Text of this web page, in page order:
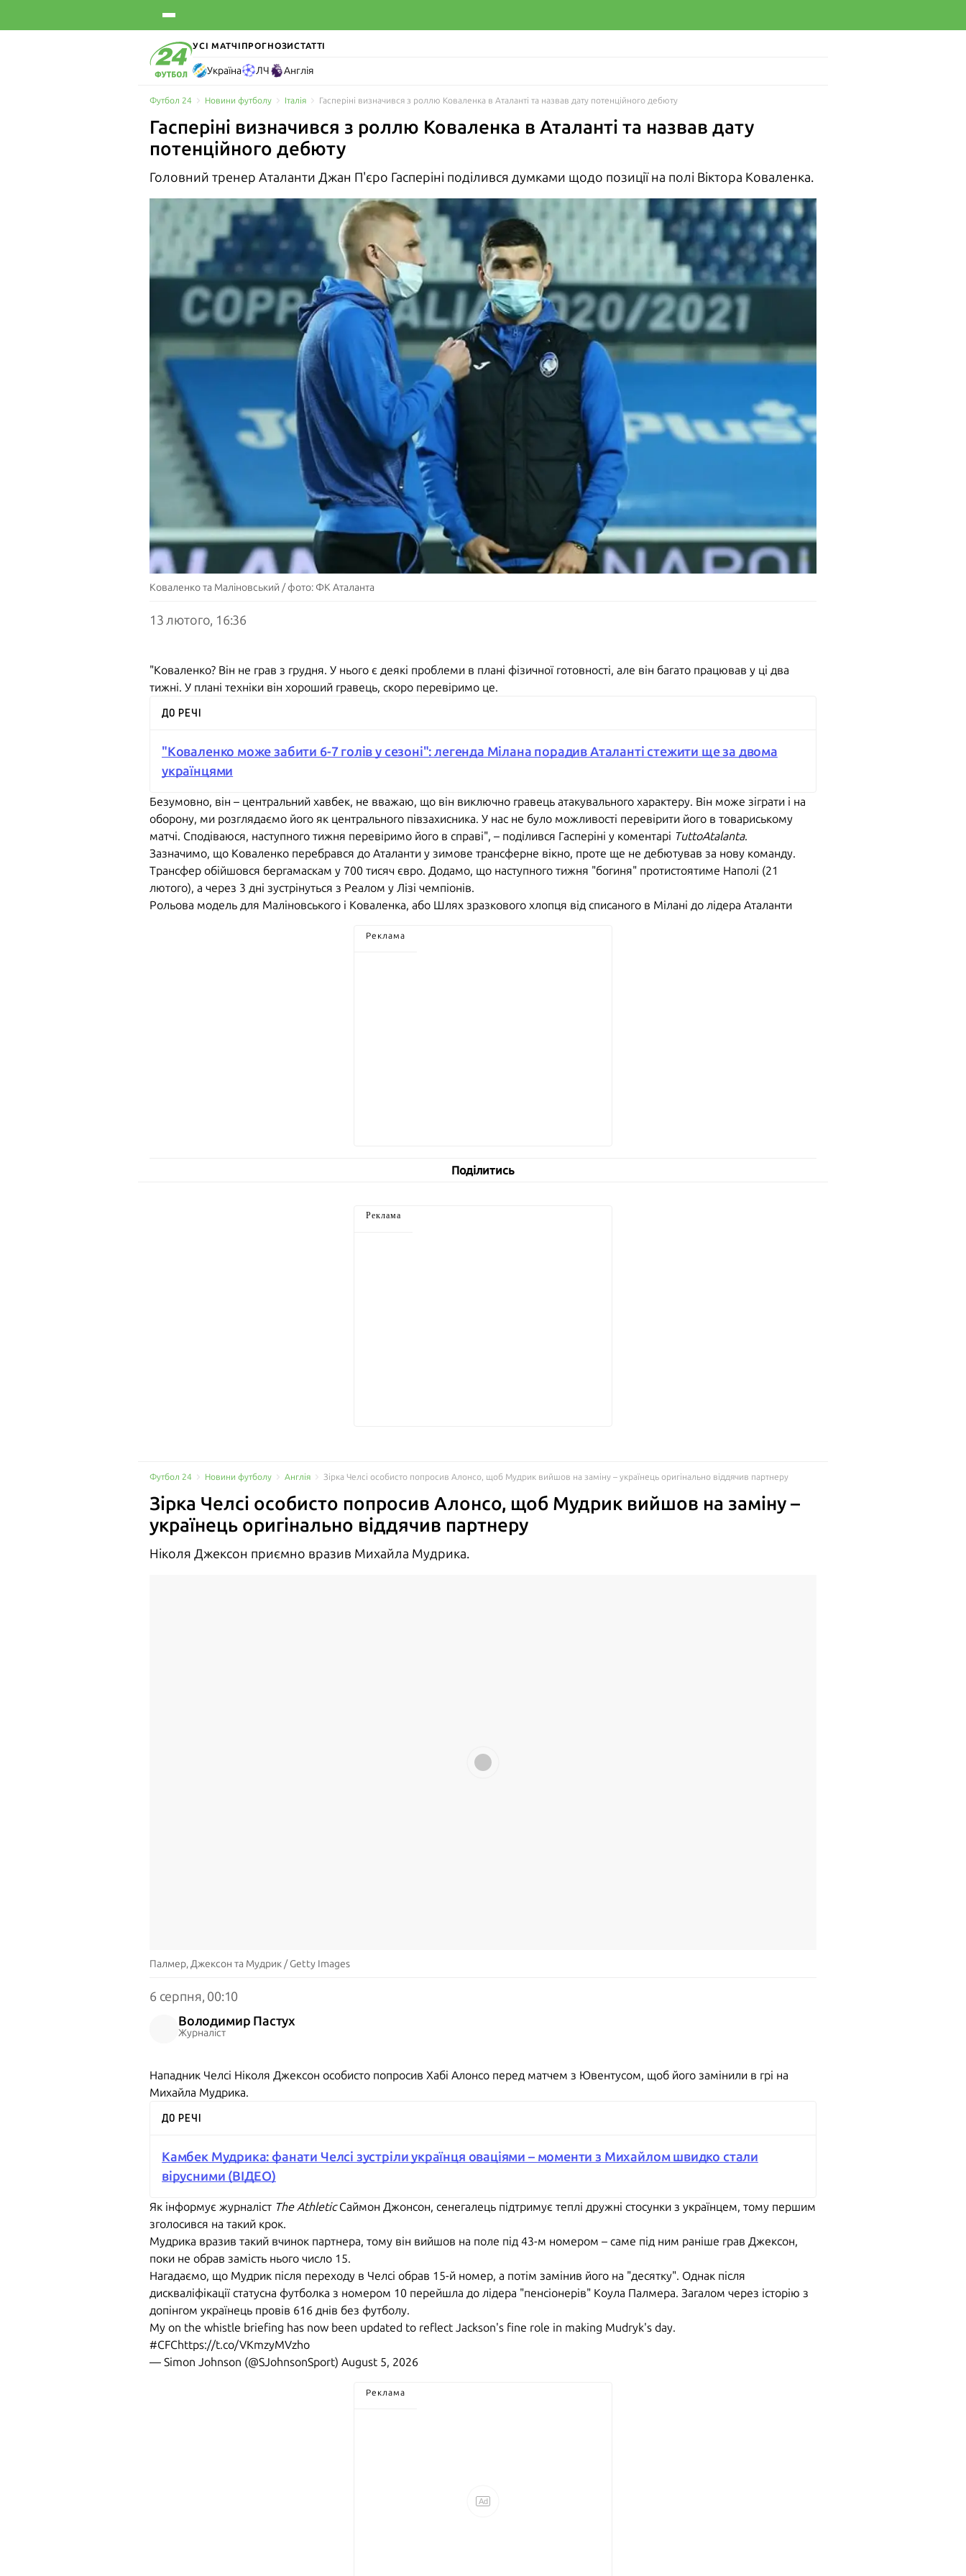
УСІ МАТЧІ ПРОГНОЗИСТАТТІ
Україна ЛЧ Англія
Футбол 24 Новини футболу Італія Гасперіні визначився з роллю Коваленка в Аталанті та назвав дату потенційного дебюту
Гасперіні визначився з роллю Коваленка в Аталанті та назвав дату
потенційного дебюту
Головний тренер Аталанти Джан П'єро Гасперіні поділився думками щодо позиції на полі Віктора Коваленка.
Коваленко та Маліновський / фото: ФК Аталанта
13 лютого, 16:36
"Коваленко? Він не грав з грудня. У нього є деякі проблеми в плані фізичної готовності, але він багато працював у ці два
тижні. У плані техніки він хороший гравець, скоро перевіримо це.
ДО РЕЧІ
"Коваленко може забити 6-7 голів у сезоні": легенда Мілана порадив Аталанті стежити ще за двома
українцями
Безумовно, він – центральний хавбек, не вважаю, що він виключно гравець атакувального характеру. Він може зіграти і на
оборону, ми розглядаємо його як центрального півзахисника. У нас не було можливості перевірити його в товариському
матчі. Сподіваюся, наступного тижня перевіримо його в справі", – поділився Гасперіні у коментарі TuttoAtalanta.
Зазначимо, що Коваленко перебрався до Аталанти у зимове трансферне вікно, проте ще не дебютував за нову команду.
Трансфер обійшовся бергамаскам у 700 тисяч євро. Додамо, що наступного тижня "богиня" протистоятиме Наполі (21
лютого), а через 3 дні зустрінуться з Реалом у Лізі чемпіонів.
Рольова модель для Маліновського і Коваленка, або Шлях зразкового хлопця від списаного в Мілані до лідера Аталанти
Реклама
Поділитись
Реклама